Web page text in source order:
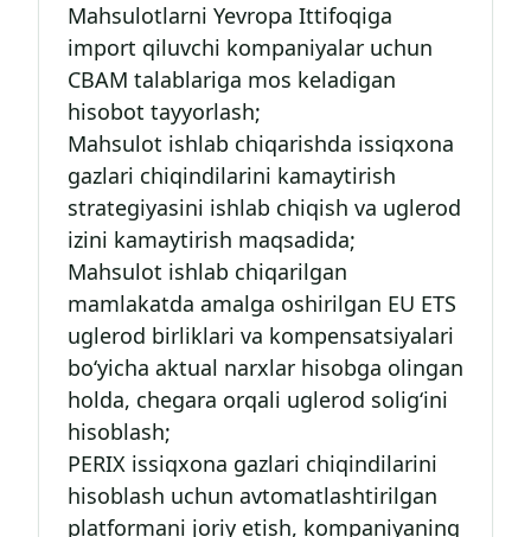
Mahsulotlarni Yevropa Ittifoqiga
import qiluvchi kompaniyalar uchun
CBAM talablariga mos keladigan
hisobot tayyorlash;
Mahsulot ishlab chiqarishda issiqxona
gazlari chiqindilarini kamaytirish
strategiyasini ishlab chiqish va uglerod
izini kamaytirish maqsadida;
Mahsulot ishlab chiqarilgan
mamlakatda amalga oshirilgan EU ETS
uglerod birliklari va kompensatsiyalari
bo‘yicha aktual narxlar hisobga olingan
holda, chegara orqali uglerod solig‘ini
hisoblash;
PERIX issiqxona gazlari chiqindilarini
hisoblash uchun avtomatlashtirilgan
platformani joriy etish, kompaniyaning